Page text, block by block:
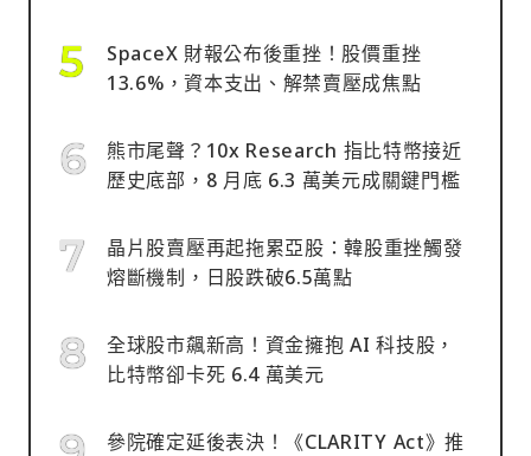
SpaceX 財報公布後重挫！股價重挫
13.6%，資本支出、解禁賣壓成焦點
熊市尾聲？10x Research 指比特幣接近
歷史底部，8 月底 6.3 萬美元成關鍵門檻
晶片股賣壓再起拖累亞股：韓股重挫觸發
熔斷機制，日股跌破6.5萬點
全球股市飆新高！資金擁抱 AI 科技股，
比特幣卻卡死 6.4 萬美元
參院確定延後表決！《CLARITY Act》推